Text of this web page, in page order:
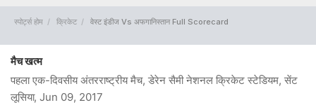
स्पोर्ट्स होम क्रिकेट वेस्ट इंडीज Vs अफगानिस्तान Full Scorecard
मैच खत्म
पहला एक-दिवसीय अंतरराष्ट्रीय मैच, डेरेन सैमी नेशनल क्रिकेट स्टेडियम, सेंट
लूसिया, Jun 09, 2017